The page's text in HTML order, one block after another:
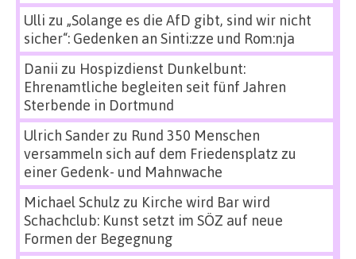
Ulli zu „Solange es die AfD gibt, sind wir nicht
sicher“: Gedenken an Sinti:zze und Rom:nja
Danii zu Hospizdienst Dunkelbunt:
Ehrenamtliche begleiten seit fünf Jahren
Sterbende in Dortmund
Ulrich Sanderzu Rund 350 Menschen
versammeln sich auf dem Friedensplatz zu
einer Gedenk- und Mahnwache
Michael Schulz zu Kirche wird Bar wird
Schachclub: Kunst setzt im SÖZ auf neue
Formen der Begegnung